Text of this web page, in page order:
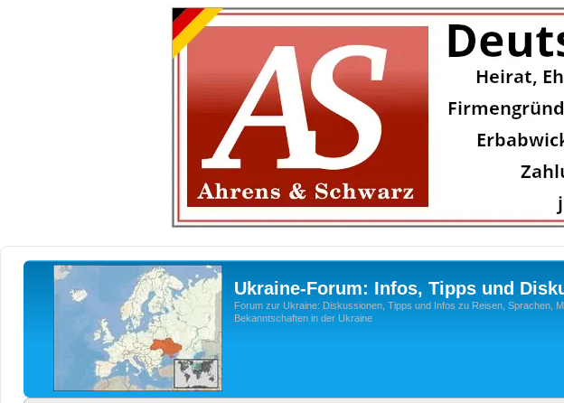
Ukraine-Forum: Infos, Tipps und
Forum zur Ukraine: Diskussionen, Tipps und Infos zu Reisen, Sprachen,
Bekanntschaften in der Ukraine